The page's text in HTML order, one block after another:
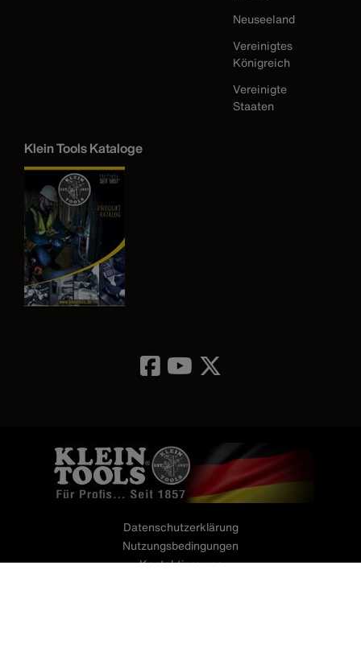
Neuseeland
Vereinigtes
Königreich
Vereinigte
Staaten
Klein Tools Kataloge
Datenschutzerklärung
Nutzungsbedingungen
Kontaktiere uns